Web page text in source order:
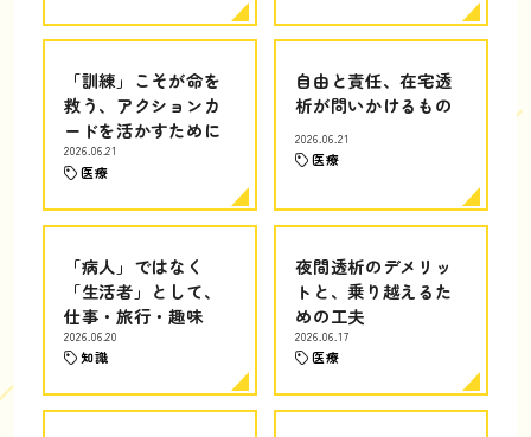
「訓練」こそが命を
救う、アクションカ
ードを活かすために
2026.06.21
医療
自由と責任、在宅透
析が問いかけるもの
2026.06.21
医療
「病人」ではなく
「生活者」として、
仕事・旅行・趣味
2026.06.20
知識
夜間透析のデメリッ
トと、乗り越えるた
めの工夫
2026.06.17
医療